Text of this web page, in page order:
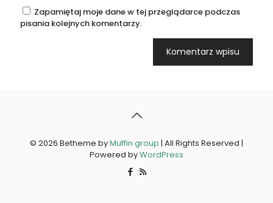
Zapamiętaj moje dane w tej przeglądarce podczas
pisania kolejnych komentarzy.
© 2026 Betheme byMuffin group | All Rights Reserved |
Powered byWordPress